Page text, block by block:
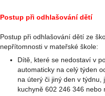
Postup při odhlašování dětí
Postup při odhlašování dětí ze
nepřítomnosti v mateřské škole:
Dítě, které se nedostaví v
automaticky na celý týden
na úterý či jiný den v
kuchyně 602 246 346 nebo